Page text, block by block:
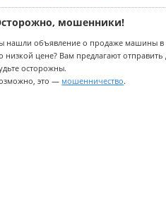
мошенники!
нашли объявление о продаже машины в
низкой цене? Вам предлагают
осторожны.
это — мошенничество.